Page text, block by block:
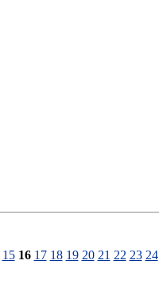
15 16 17 18 19 20 21 22 23 24